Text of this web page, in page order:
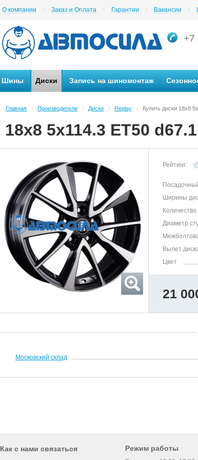
О компании Заказ и Оплата Гарантии Вакансии
+7
Шины Диски Запись на шиномонтаж
Главная / Производители / Диски / Replay /
18x8 5x114.3 ET50
Рейтинг:
Ширины
Диаметр
Вылет
Цвет
21
Московский склад
Как с нами связаться Режим работы